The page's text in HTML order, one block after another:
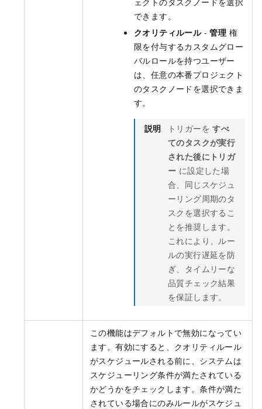
できます。
クオリティルール-管理 権
限を付与するカスタムグロー
バルロールを持つユーザー
は、任意の本番プロジェクト
のタスクノードを選択できま
す。
説明 トリガーをすべ
てのタスクが実行
された後にトリガ
ー に設定した場
合、同じスケジュ
ーリング周期のタ
スクを選択するこ
とを推奨します。
これにより、ルー
ルの実行遅延を防
ぎ、タイムリーな
品質チェック結果
を保証します。
この機能はデフォルトで無効になってい
ます。有効にすると、クオリティルール
がスケジュールされる前に、システムは
スケジューリング条件が満たされている
かどうかをチェックします。条件が満た
されている場合にのみルールがスケジュ